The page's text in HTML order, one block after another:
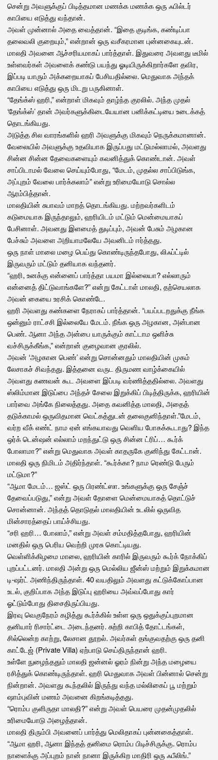
சென்று அவளுக்குப் பிடித்தமான மணக்க மணக்க ஒரு ஃபில்டர்
காபியை எடுத்து வந்தான்.
அவள் முன்னால் அதை வைத்தான். “இதை குடிங்க, கண்டிப்பா
தலைவலி குறையும்,” என்றான் ஒரு வசீகரமான புன்னகையுடன்.
மாலதி அவனை ஆச்சரியமாகப் பார்த்தாள். இதுவரை அவளது டீமில்
உள்ளவர்கள் அவளைக் கண்டு பயந்து ஓடியிருக்கிறார்களே தவிர,
இப்படி யாரும் அக்கறையாகப் பேசியதில்லை. மெதுவாக அந்தக்
காபியை எடுத்து ஒரு மிடறு பருகினாள்.
“தேங்க்ஸ் ஹரி,” என்றாள் மிகவும் தாழ்ந்த குரலில். அந்த முதல்
‘தேங்க்ஸ்’ தான் அவர்களுக்கிடையேயான பனிக்கட்டியை உடைக்கத்
தொடங்கியது.
அடுத்த சில வாரங்களில் ஹரி அவளுக்கு மிகவும் நெருக்கமானான்.
வேலையில் அவளுக்கு உதவியாக இருப்பது மட்டுமல்லாமல், அவளது
சின்ன சின்ன தேவைகளையும் கவனித்துக் கொண்டான். அவள்
சாப்பிடாமல் வேலை செய்யும்போது, “மேடம், முதல்ல சாப்பிடுங்க,
அப்புறம் வேலை பார்க்கலாம்” என்று உரிமையோடு சொல்ல
ஆரம்பித்தான்.
மாலதியின் சுபாவம் மாறத் தொடங்கியது. மற்றவர்களிடம்
கடுமையாக இருந்தாலும், ஹரியிடம் மட்டும் மென்மையாகப்
பேசினாள். அவனது இளமைத் துடிப்பும், அவன் பேசும் அழகான
பேச்சும் அவளை அறியாமலேயே அவனிடம் ஈர்த்தது.
ஒரு நாள் மாலை மழை பெய்து கொண்டிருந்தபோது, லிஃப்ட்டில்
இருவரும் மட்டும் தனியாக வந்தனர்.
“ஹரி, உனக்கு என்னைப் பார்த்தா பயமா இல்லையா? எல்லாரும்
என்னைத் திட்டுவாங்களே?” என்று கேட்டாள் மாலதி, தற்செயலாக
அவன் கையை உரசிக் கொண்டே.
ஹரி அவளது கண்களை நேராகப் பார்த்தான். “பயப்படறதுக்கு நீங்க
ஒன்னும் ராட்சசி இல்லையே மேடம். நீங்க ஒரு அழகான, அன்பான
பெண். ஆனா அந்த அன்பை யாருக்கும் காட்டாம ஒளிச்சு
வச்சிருக்கீங்க,” என்றான் குழைவான குரலில்.
அவன் ‘அழகான பெண்’ என்று சொன்னதும் மாலதியின் முகம்
லேசாகச் சிவந்தது. இத்தனை வருட திருமண வாழ்க்கையில்
அவளது கணவன் கூட அவளை இப்படி வர்ணித்ததில்லை. அவளது
ஸ்லிம்மான இடுப்பை அந்தச் சேலை இறுக்கிப் பிடித்திருக்க, ஹரியின்
பார்வை அங்கே நிலைத்தது. அதை கவனித்த மாலதி, அதைத்
தடுக்காமல் ஒருவிதமான வெட்கத்துடன் தலைகுனிந்தாள்.”மேடம்,
வர்ற வீக் எண்ட் நாம ஏன் எங்கயாவது வெளிய போகக்கூடாது? இந்த
ஒர்க் டென்ஷன் எல்லாம் மறந்துட்டு ஒரு சின்ன ட்ரிப்… கூர்க்
போலாமா?” என்று மெதுவாக அவள் காதருகே குனிந்து கேட்டான்.
மாலதி ஒரு நிமிடம் அதிர்ந்தாள். “கூர்க்கா? நாம ரெண்டு பேரும்
மட்டுமா?”
“ஆமா மேடம்… ஜஸ்ட் ஒரு பிரண்ட்ஸா. உங்களுக்கு ஒரு சேஞ்ச்
தேவைப்படுது,” என்று அவள் தோளை மென்மையாகத் தொட்டுச்
சொன்னான். அந்தத் தொடுதல் மாலதியின் உடலில் ஒருவித
மின்சாரத்தைப் பாய்ச்சியது.
“சரி ஹரி… போலாம்,” என்று அவள் சம்மதித்தபோது, ஹரியின்
மனதில் ஒரு பெரிய வெற்றி முரசு கொட்டியது.
வெள்ளிக்கிழமை மாலை, ஹரியின் காரில் இருவரும் கூர்க் நோக்கிப்
புறப்பட்டனர். மாலதி அன்று ஒரு மெல்லிய ஜீன்ஸ் மற்றும் இறுக்கமான
டி-ஷர்ட் அணிந்திருந்தாள். 40 வயதிலும் அவளது கட்டுக்கோப்பான
உடல், குறிப்பாக அந்த இடுப்பு ஹரியை அவ்வப்போது கார்
ஓட்டும்போது திசைதிருப்பியது.
இரவு வெகுநேரம் கழித்து கூர்க்கில் உள்ள ஒரு ஒதுக்குப்புறமான
தனியார் ரிசார்ட்டை அடைந்தனர். சுற்றி காபித் தோட்டங்கள்,
சில்லென்ற காற்று, லேசான தூறல். அவர்கள் தங்குவதற்கு ஒரு தனி
காட்டேஜ் (Private Villa) ஏற்பாடு செய்திருந்தான் ஹரி.
உள்ளே நுழைந்ததும் மாலதி ஜன்னல் ஓரம் நின்று அந்த மழையை
ரசித்துக் கொண்டிருந்தாள். ஹரி மெதுவாக அவள் பின்னால் சென்று
நின்றான். அவளது கூந்தலில் இருந்து வந்த மல்லிகைப் பூ மற்றும்
ஷாம்புவின் மணம் அவனை கிறங்கடித்தது.
“ரொம்ப குளிருதா மாலதி?” என்று அவள் பெயரை முதன்முதலில்
உரிமையோடு அழைத்தான்.
மாலதி திரும்பி அவனைப் பார்த்து மெலிதாகப் புன்னகைத்தாள்.
“ஆமா ஹரி, ஆனா இந்தத் தனிமை ரொம்ப பிடிச்சிருக்கு. ரொம்ப
நாளைக்கு அப்புறம் நான் நானா இருக்கிற மாதிரி ஒரு ஃபீலிங்.”